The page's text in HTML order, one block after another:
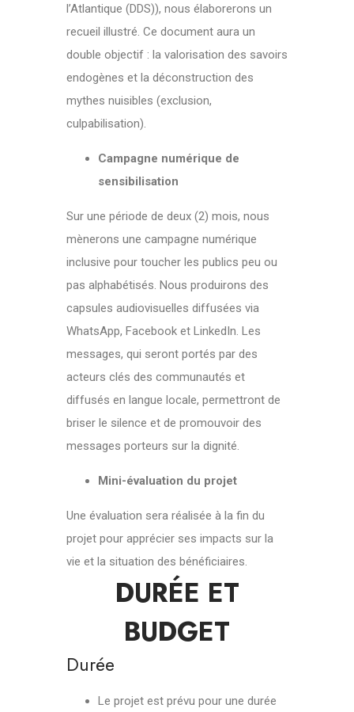
l’Atlantique (DDS)), nous élaborerons un
recueil illustré. Ce document aura un
double objectif : la valorisation des savoirs
endogènes et la déconstruction des
mythes nuisibles (exclusion,
culpabilisation).
Campagne numérique de
sensibilisation
Sur une période de deux (2) mois, nous
mènerons une campagne numérique
inclusive pour toucher les publics peu ou
pas alphabétisés. Nous produirons des
capsules audiovisuelles diffusées via
WhatsApp, Facebook et LinkedIn. Les
messages, qui seront portés par des
acteurs clés des communautés et
diffusés en langue locale, permettront de
briser le silence et de promouvoir des
messages porteurs sur la dignité.
Mini-évaluation du projet
Une évaluation sera réalisée à la fin du
projet pour apprécier ses impacts sur la
vie et la situation des bénéficiaires.
DURÉE ET
BUDGET
Durée
Le projet est prévu pour une durée